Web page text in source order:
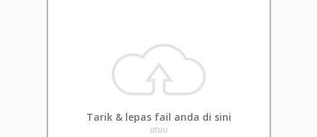
Tarik & lepas fail anda di sini
atau